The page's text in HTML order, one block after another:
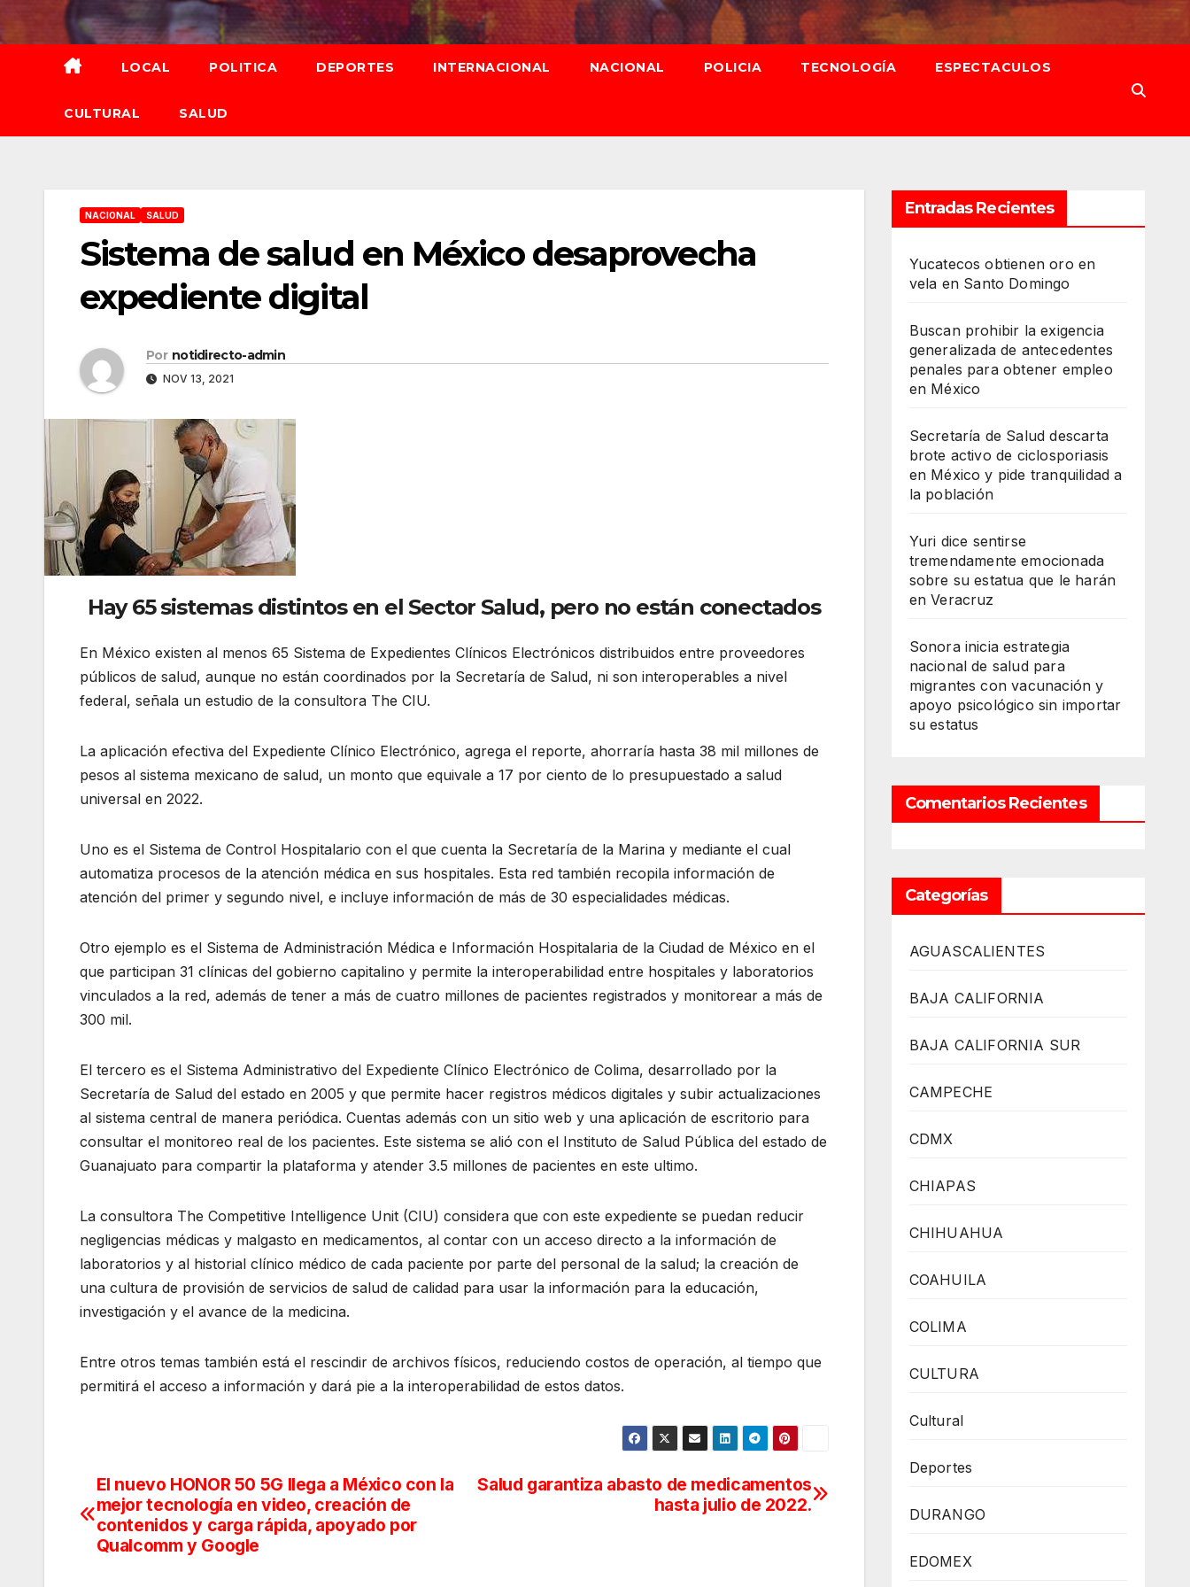
al
contenido
LOCAL POLITICA DEPORTES INTERNACIONAL NACIONAL POLICIA TECNOLOGÍA ESPECTACULOS
CULTURAL SALUD
NACIONAL SALUD
Sistema de salud en México desaprovecha
expediente digital
Por notidirecto-admin
NOV 13, 2021
Hay 65 sistemas distintos en el Sector Salud, pero no están conectados
En México existen al menos 65 Sistema de Expedientes Clínicos Electrónicos distribuidos entre proveedores
públicos de salud, aunque no están coordinados por la Secretaría de Salud, ni son interoperables a nivel
federal, señala un estudio de la consultora The CIU.
La aplicación efectiva del Expediente Clínico Electrónico, agrega el reporte, ahorraría hasta 38 mil millones de
pesos al sistema mexicano de salud, un monto que equivale a 17 por ciento de lo presupuestado a salud
universal en 2022.
Uno es el Sistema de Control Hospitalario con el que cuenta la Secretaría de la Marina y mediante el cual
automatiza procesos de la atención médica en sus hospitales. Esta red también recopila información de
atención del primer y segundo nivel, e incluye información de más de 30 especialidades médicas.
Otro ejemplo es el Sistema de Administración Médica e Información Hospitalaria de la Ciudad de México en el
que participan 31 clínicas del gobierno capitalino y permite la interoperabilidad entre hospitales y laboratorios
vinculados a la red, además de tener a más de cuatro millones de pacientes registrados y monitorear a más de
300 mil.
El tercero es el Sistema Administrativo del Expediente Clínico Electrónico de Colima, desarrollado por la
Secretaría de Salud del estado en 2005 y que permite hacer registros médicos digitales y subir actualizaciones
al sistema central de manera periódica. Cuentas además con un sitio web y una aplicación de escritorio para
consultar el monitoreo real de los pacientes. Este sistema se alió con el Instituto de Salud Pública del estado de
Guanajuato para compartir la plataforma y atender 3.5 millones de pacientes en este ultimo.
La consultora The Competitive Intelligence Unit (CIU) considera que con este expediente se puedan reducir
negligencias médicas y malgasto en medicamentos, al contar con un acceso directo a la información de
laboratorios y al historial clínico médico de cada paciente por parte del personal de la salud; la creación de
una cultura de provisión de servicios de salud de calidad para usar la información para la educación,
investigación y el avance de la medicina.
Entre otros temas también está el rescindir de archivos físicos, reduciendo costos de operación, al tiempo que
permitirá el acceso a información y dará pie a la interoperabilidad de estos datos.
Navegación
de
entradas
Salud garantiza abasto de medicamentos
hasta julio de 2022.
El nuevo HONOR 50 5G llega a México con la
mejor tecnología en video, creación de
contenidos y carga rápida, apoyado por
Qualcomm y Google
Entradas Recientes
Yucatecos obtienen oro en
vela en Santo Domingo
Buscan prohibir la exigencia
generalizada de antecedentes
penales para obtener empleo
en México
Secretaría de Salud descarta
brote activo de ciclosporiasis
en México y pide tranquilidad a
la población
Yuri dice sentirse
tremendamente emocionada
sobre su estatua que le harán
en Veracruz
Sonora inicia estrategia
nacional de salud para
migrantes con vacunación y
apoyo psicológico sin importar
su estatus
Comentarios Recientes
Categorías
AGUASCALIENTES
BAJA CALIFORNIA
BAJA CALIFORNIA SUR
CAMPECHE
CDMX
CHIAPAS
CHIHUAHUA
COAHUILA
COLIMA
CULTURA
Cultural
Deportes
DURANGO
EDOMEX